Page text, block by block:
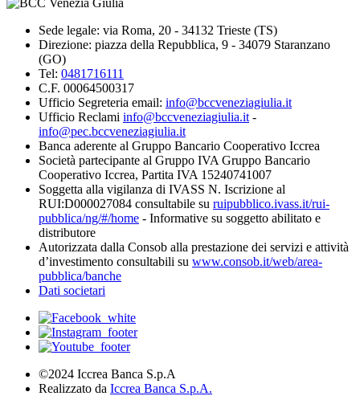
Sede legale: via Roma, 20 - 34132 Trieste (TS)
Direzione: piazza della Repubblica, 9 - 34079 Staranzano
(GO)
Tel: 0481716111
C.F. 00064500317
Ufficio Segreteria email: info@bccveneziagiulia.it
Ufficio Reclami info@bccveneziagiulia.it -
info@pec.bccveneziagiulia.it
Banca aderente al Gruppo Bancario Cooperativo Iccrea
Società partecipante al Gruppo IVA Gruppo Bancario
Cooperativo Iccrea, Partita IVA 15240741007
Soggetta alla vigilanza di IVASS N. Iscrizione al
RUI:D000027084 consultabile su ruipubblico.ivass.it/rui-
pubblica/ng/#/home - Informative su soggetto abilitato e
distributore
Autorizzata dalla Consob alla prestazione dei servizi e attività
d’investimento consultabili su www.consob.it/web/area-
pubblica/banche
Dati societari
©2024 Iccrea Banca S.p.A
Realizzato da Iccrea Banca S.p.A.